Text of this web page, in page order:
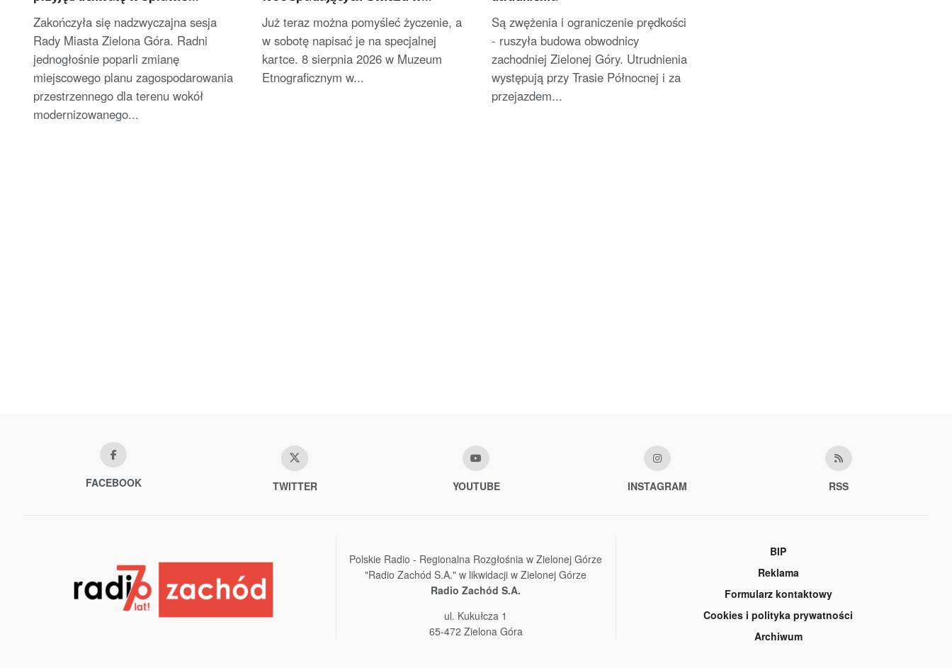
zagospodarowania terenu przy
amfiteatrze
Zakończyła się nadzwyczajna sesja
Rady Miasta Zielona Góra. Radni
jednogłośnie poparli zmianę
miejscowego planu zagospodarowania
przestrzennego dla terenu wokół
modernizowanego...
skansenie w Ochli
Już teraz można pomyśleć życzenie, a
w sobotę napisać je na specjalnej
kartce. 8 sierpnia 2026 w Muzeum
Etnograficznym w...
Są zwężenia i ograniczenie prędkości
- ruszyła budowa obwodnicy
zachodniej Zielonej Góry. Utrudnienia
występują przy Trasie Północnej i za
przejazdem...
FACEBOOK TWITTER YOUTUBE INSTAGRAM RSS
Polskie Radio - Regionalna Rozgłośnia w Zielonej Górze
"Radio Zachód S.A." w likwidacji w Zielonej Górze
Radio Zachód S.A.
ul. Kukułcza 1
65-472 Zielona Góra
BIP
Reklama
Formularz kontaktowy
Cookies i polityka prywatności
Archiwum